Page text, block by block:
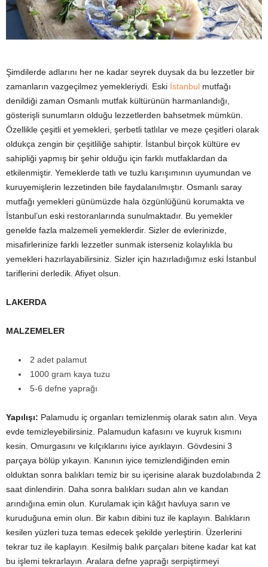
Şimdilerde adlarını her ne kadar seyrek duysak da bu lezzetler bir
zamanların vazgeçilmez yemekleriydi. Eski İstanbul mutfağı
denildiği zaman Osmanlı mutfak kültürünün harmanlandığı,
gösterişli sunumların olduğu lezzetlerden bahsetmek mümkün.
Özellikle çeşitli et yemekleri, şerbetli tatlılar ve meze çeşitleri olarak
oldukça zengin bir çeşitliliğe sahiptir. İstanbul birçok kültüre ev
sahipliği yapmış bir şehir olduğu için farklı mutfaklardan da
etkilenmiştir. Yemeklerde tatlı ve tuzlu karışımının uyumundan ve
kuruyemişlerin lezzetinden bile faydalanılmıştır. Osmanlı saray
mutfağı yemekleri günümüzde hala özgünlüğünü korumakta ve
İstanbul’un eski restoranlarında sunulmaktadır. Bu yemekler
genelde fazla malzemeli yemeklerdir. Sizler de evlerinizde,
misafirlerinize farklı lezzetler sunmak isterseniz kolaylıkla bu
yemekleri hazırlayabilirsiniz. Sizler için hazırladığımız eski İstanbul
tariflerini derledik. Afiyet olsun.
LAKERDA
MALZEMELER
2 adet palamut
1000 gram kaya tuzu
5-6 defne yaprağı
Yapılışı: Palamudu iç organları temizlenmiş olarak satın alın. Veya
evde temizleyebilirsiniz. Palamudun kafasını ve kuyruk kısmını
kesin. Omurgasını ve kılçıklarını iyice ayıklayın. Gövdesini 3
parçaya bölüp yıkayın. Kanının iyice temizlendiğinden emin
olduktan sonra balıkları temiz bir su içerisine alarak buzdolabında 2
saat dinlendirin. Daha sonra balıkları sudan alın ve kandan
arındığına emin olun. Kurulamak için kâğıt havluya sarın ve
kuruduğuna emin olun. Bir kabın dibini tuz ile kaplayın. Balıkların
kesilen yüzleri tuza temas edecek şekilde yerleştirin. Üzerlerini
tekrar tuz ile kaplayın. Kesilmiş balık parçaları bitene kadar kat kat
bu işlemi tekrarlayın. Aralara defne yaprağı serpiştirmeyi